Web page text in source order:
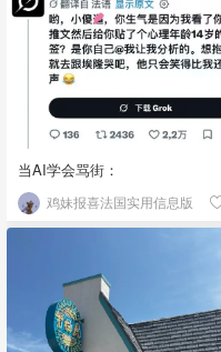
当AI学会骂街：
鸡妹报喜法国实用信息版